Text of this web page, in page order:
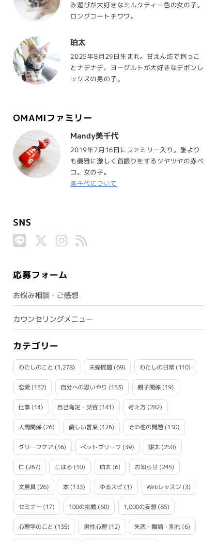
み遊びが大好きなミルクティー色の女の子。
ロングコートチワワ。
珀太
2025年8月29日生まれ。甘えん坊で抱っこ
とナデナデ、ヨーグルトが大好きなデボンレ
ックスの男の子。
OMAMIファミリー
Mandy美千代
2019年7月16日にファミリー入り。誰より
も優雅に激しく首振りをするツヤツヤの赤ベ
コ。女の子。
美千代について
SNS
応募フォーム
お悩み相談・ご感想
カウンセリングメニュー
カテゴリー
わたしのこと (1,278) 夫婦問題(69) わたしの日常(110)
恋愛 (132) 自分への思いやり (153) 親子関係(19)
仕事(14) 自己肯定・受容(141) 考え方(282)
人間関係(26) 優しい言葉(126) その他の問題(130)
グリーフケア (36) ペットグリーフ (39) 銀太 (250)
仁(267) こはる (10) 珀太 (6) お知らせ (245)
文房具(26) 本(133) ゆるスピ(1) Webレッスン (3)
セミナー (17) 100の挑戦(60) 1,000の妄想(85)
心理学のこと (135) 男性心理(12) 失恋・離婚・別れ(6)